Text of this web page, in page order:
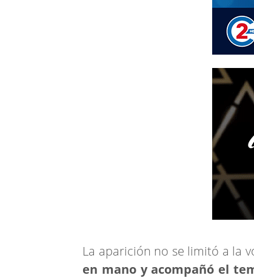
La aparición no se limitó a la
en mano y acompañó el